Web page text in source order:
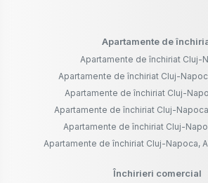
Apartamente de
Apartamente de închiriat Cluj-
Apartamente de închiriat Cluj-
Apartamente de închiriat Cluj-
Apartamente de închiriat Cluj-
Apartamente de închiriat Cluj-
Apartamente de închiriat Cluj-Napoca,
Închirieri comercial